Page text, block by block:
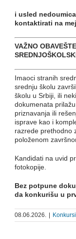
i usled
kontaktirati na
VAŽNO
Imaoci stranih
srednju školu
školu u Srbiji, ili
dokumenata
priznavanja ili
isprave kao i
razrede prethodno
položenom
Kandidati na uvid
fotokopije.
Bez potpune
da konkurišu u
08.06.2026.